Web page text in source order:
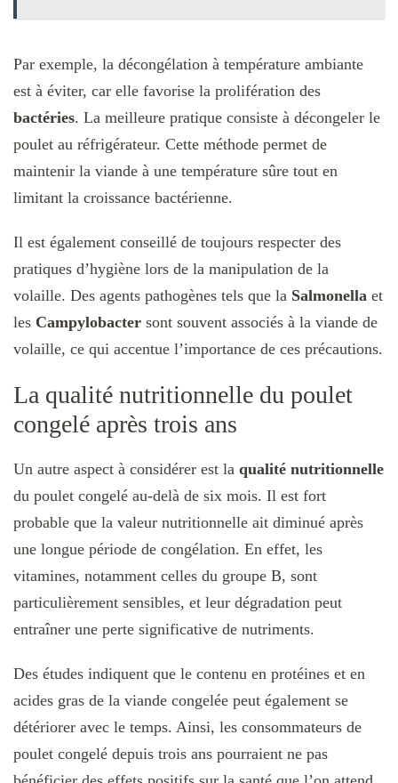
Par exemple, la décongélation à température ambiante
est à éviter, car elle favorise la prolifération des
bactéries. La meilleure pratique consiste à décongeler le
poulet au réfrigérateur. Cette méthode permet de
maintenir la viande à une température sûre tout en
limitant la croissance bactérienne.
Il est également conseillé de toujours respecter des
pratiques d’hygiène lors de la manipulation de la
volaille. Des agents pathogènes tels que la Salmonella et
les Campylobacter sont souvent associés à la viande de
volaille, ce qui accentue l’importance de ces précautions.
La qualité nutritionnelle du poulet
congelé après trois ans
Un autre aspect à considérer est la qualité nutritionnelle
du poulet congelé au-delà de six mois. Il est fort
probable que la valeur nutritionnelle ait diminué après
une longue période de congélation. En effet, les
vitamines, notamment celles du groupe B, sont
particulièrement sensibles, et leur dégradation peut
entraîner une perte significative de nutriments.
Des études indiquent que le contenu en protéines et en
acides gras de la viande congelée peut également se
détériorer avec le temps. Ainsi, les consommateurs de
poulet congelé depuis trois ans pourraient ne pas